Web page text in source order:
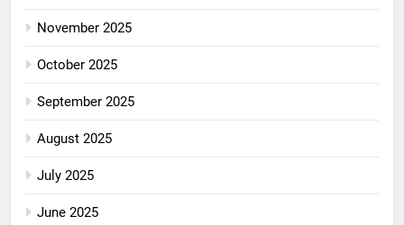
November 2025
October 2025
September 2025
August 2025
July 2025
June 2025